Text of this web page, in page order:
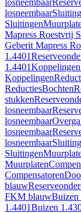
losneembaar
losneembaar
Sluitingen
Mapress Roestvrij
Geberit Mapress
1.4401
1.4401Koppelingen
Koppelingen
ReductiesBochten
stukken
losneembaar
losneembaar
losneembaar
losneembaar
Sluitingen
Muurplaten
Compensatoren
blauw
FKM blauwBuizen
1.4401Buizen